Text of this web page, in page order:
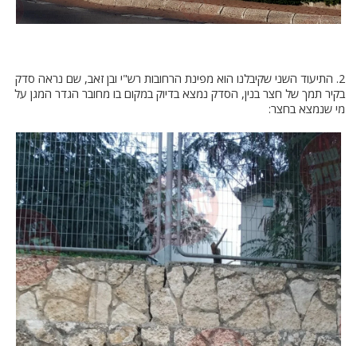
2. התיעוד השני שקיבלנו הוא מפינת הרחובות רש"י ובן זאב, שם נראה סדק
בקיר תמך של חצר בנין, הסדק נמצא בדיוק במקום בו מחובר הגדר המגן על
מי שנמצא בחצר: